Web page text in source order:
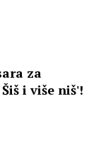
za
i više niš'!